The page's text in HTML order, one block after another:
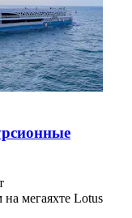
мегаяхте Lotus